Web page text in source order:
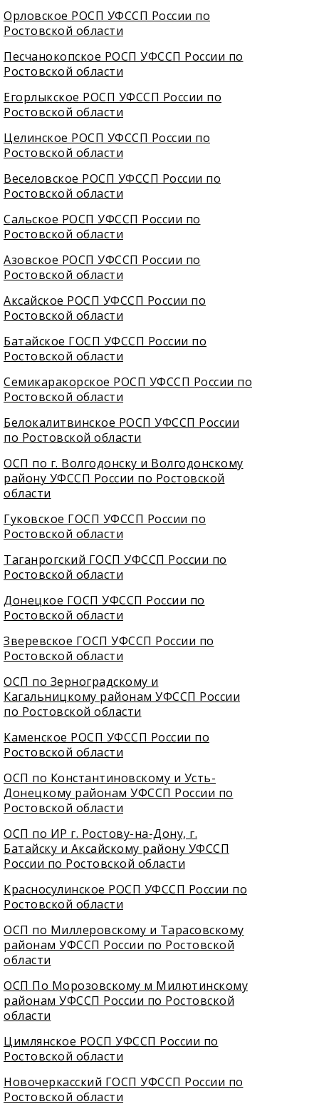
Орловское РОСП УФССП России по
Ростовской области
Песчанокопское РОСП УФССП России по
Ростовской области
Егорлыкское РОСП УФССП России по
Ростовской области
Целинское РОСП УФССП России по
Ростовской области
Веселовское РОСП УФССП России по
Ростовской области
Сальское РОСП УФССП России по
Ростовской области
Азовское РОСП УФССП России по
Ростовской области
Аксайское РОСП УФССП России по
Ростовской области
Батайское ГОСП УФССП России по
Ростовской области
Семикаракорское РОСП УФССП России по
Ростовской области
Белокалитвинское РОСП УФССП России
по Ростовской области
ОСП по г. Волгодонску и Волгодонскому
району УФССП России по Ростовской
области
Гуковское ГОСП УФССП России по
Ростовской области
Таганрогский ГОСП УФССП России по
Ростовской области
Донецкое ГОСП УФССП России по
Ростовской области
Зверевское ГОСП УФССП России по
Ростовской области
ОСП по Зерноградскому и
Кагальницкому районам УФССП России
по Ростовской области
Каменское РОСП УФССП России по
Ростовской области
ОСП по Константиновскому и Усть-
Донецкому районам УФССП России по
Ростовской области
ОСП по ИР г. Ростову-на-Дону, г.
Батайску и Аксайскому району УФССП
России по Ростовской области
Красносулинское РОСП УФССП России по
Ростовской области
ОСП по Миллеровскому и Тарасовскому
районам УФССП России по Ростовской
области
ОСП По Морозовскому м Милютинскому
районам УФССП России по Ростовской
области
Цимлянское РОСП УФССП России по
Ростовской области
Новочеркасский ГОСП УФССП России по
Ростовской области